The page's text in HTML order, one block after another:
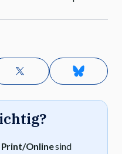
Print/Onlinesind